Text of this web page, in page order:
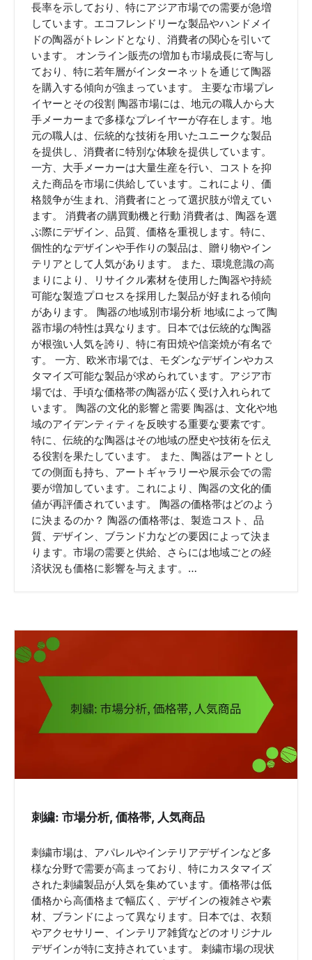
長率を示しており、特にアジア市場での需要が急増
しています。エコフレンドリーな製品やハンドメイ
ドの陶器がトレンドとなり、消費者の関心を引いて
います。 オンライン販売の増加も市場成長に寄与し
ており、特に若年層がインターネットを通じて陶器
を購入する傾向が強まっています。 主要な市場プレ
イヤーとその役割 陶器市場には、地元の職人から大
手メーカーまで多様なプレイヤーが存在します。地
元の職人は、伝統的な技術を用いたユニークな製品
を提供し、消費者に特別な体験を提供しています。
一方、大手メーカーは大量生産を行い、コストを抑
えた商品を市場に供給しています。これにより、価
格競争が生まれ、消費者にとって選択肢が増えてい
ます。 消費者の購買動機と行動 消費者は、陶器を選
ぶ際にデザイン、品質、価格を重視します。特に、
個性的なデザインや手作りの製品は、贈り物やイン
テリアとして人気があります。 また、環境意識の高
まりにより、リサイクル素材を使用した陶器や持続
可能な製造プロセスを採用した製品が好まれる傾向
があります。 陶器の地域別市場分析 地域によって陶
器市場の特性は異なります。日本では伝統的な陶器
が根強い人気を誇り、特に有田焼や信楽焼が有名で
す。 一方、欧米市場では、モダンなデザインやカス
タマイズ可能な製品が求められています。アジア市
場では、手頃な価格帯の陶器が広く受け入れられて
います。 陶器の文化的影響と需要 陶器は、文化や地
域のアイデンティティを反映する重要な要素です。
特に、伝統的な陶器はその地域の歴史や技術を伝え
る役割を果たしています。 また、陶器はアートとし
ての側面も持ち、アートギャラリーや展示会での需
要が増加しています。これにより、陶器の文化的価
値が再評価されています。 陶器の価格帯はどのよう
に決まるのか？ 陶器の価格帯は、製造コスト、品
質、デザイン、ブランド力などの要因によって決ま
ります。市場の需要と供給、さらには地域ごとの経
済状況も価格に影響を与えます。…
刺繍: 市場分析, 価格帯, 人気商品
刺繍市場は、アパレルやインテリアデザインなど多
様な分野で需要が高まっており、特にカスタマイズ
された刺繍製品が人気を集めています。価格帯は低
価格から高価格まで幅広く、デザインの複雑さや素
材、ブランドによって異なります。日本では、衣類
やアクセサリー、インテリア雑貨などのオリジナル
デザインが特に支持されています。 刺繍市場の現状